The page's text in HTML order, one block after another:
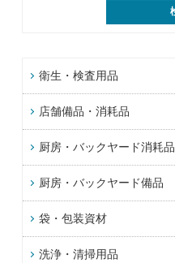
衛生・検査用品
店舗備品・消耗品
厨房・バックヤード消耗品
厨房・バックヤード備品
袋・包装資材
洗浄・清掃用品